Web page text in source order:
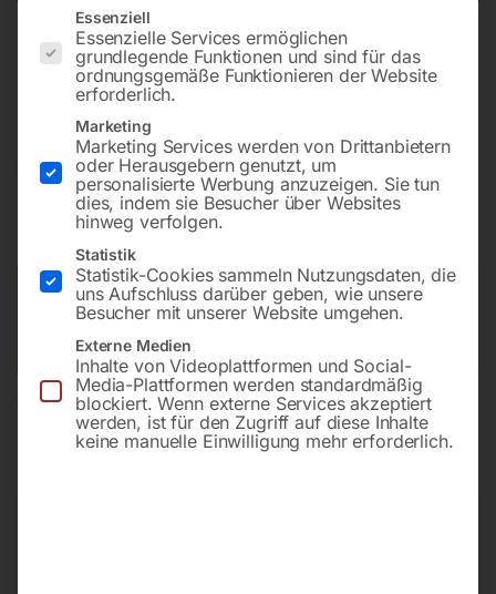
Verkehrszeichen flach, Folientyp 3
Seitenlänge – 700 mm
85,20
inkl. MwSt. zzgl.Versandkosten
ca. 3 – 5 Werktage
Versandkosten Standard (Österreich):€15,00
Bitte beachten Sie: Die Versandkosten gelten für Österreich.
Andere Länder können abweichen.
In den Warenkorb
Es folgt eine Liste der Service-Gruppen, für die eine
Essenziell
Essenzielle Services ermöglichen
grundlegende Funktionen und sind für das
ordnungsgemäße Funktionieren der Website
erforderlich.
Marketing
Marketing Services werden von Drittanbietern
oder Herausgebern genutzt, um
personalisierte Werbung anzuzeigen. Sie tun
dies, indem sie Besucher über Websites
hinweg verfolgen.
Statistik
Statistik-Cookies sammeln Nutzungsdaten, die
uns Aufschluss darüber geben, wie unsere
Besucher mit unserer Website umgehen.
Externe Medien
Inhalte von Videoplattformen und Social-
Media-Plattformen werden standardmäßig
blockiert. Wenn externe Services akzeptiert
werden, ist für den Zugriff auf diese Inhalte
keine manuelle Einwilligung mehr erforderlich.